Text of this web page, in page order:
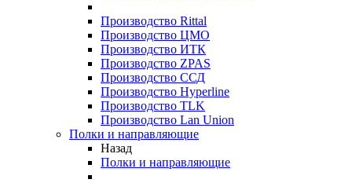
Производство Rittal
Производство ЦМО
Производство ИТК
Производство ZPAS
Производство ССД
Производство Hyperline
Производство TLK
Производство Lan Union
Полки и направляющие
Назад
Полки и направляющие